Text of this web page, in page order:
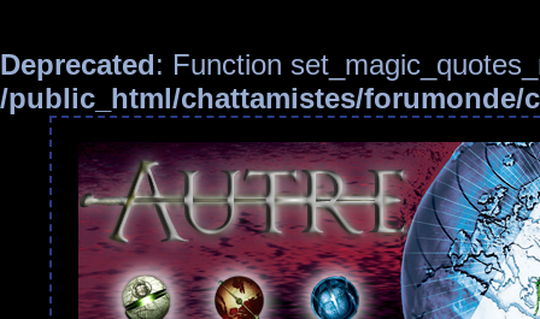
Deprecated: Function
/public_html/chattamistes/forumonde/